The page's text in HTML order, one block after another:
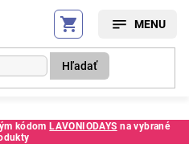
kódom LAVONIODAYS na vybrané
Hľadať